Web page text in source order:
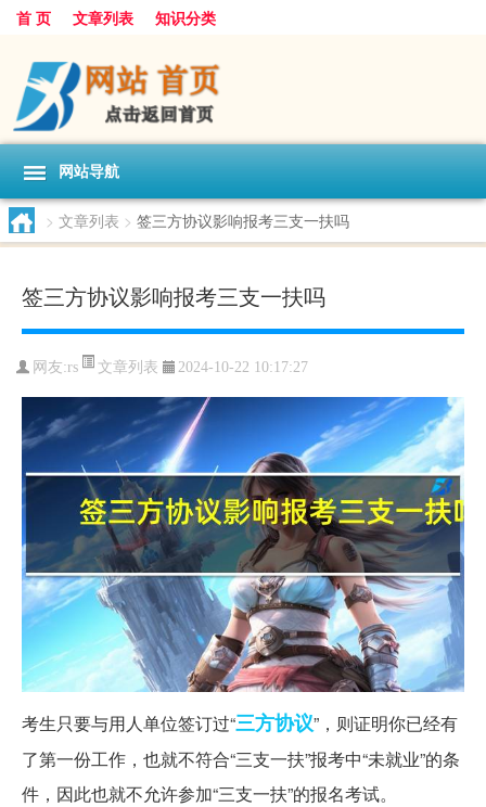
首 页 文章列表 知识分类
网站导航
> 文章列表 > 签三方协议影响报考三支一扶吗
签三方协议影响报考三支一扶吗
网友:rs 文章列表 2024-10-22 10:17:27
考生只要与用人单位签订过“三方协议”，则证明你已经有
了第一份工作，也就不符合“三支一扶”报考中“未就业”的条
件，因此也就不允许参加“三支一扶”的报名考试。